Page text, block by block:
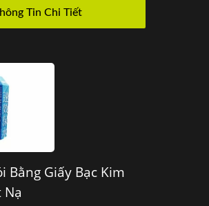
Tin Chi Tiết
Bằng Giấy Bạc Kim
Nạ